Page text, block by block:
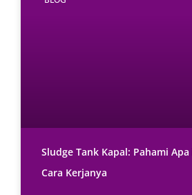
Sludge Tank Kapal: Pahami
Cara Kerjanya